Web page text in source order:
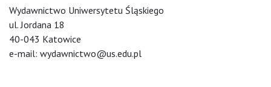
Wydawnictwo Uniwersytetu Śląskiego
ul. Jordana 18
40-043 Katowice
e-mail: wydawnictwo@us.edu.pl